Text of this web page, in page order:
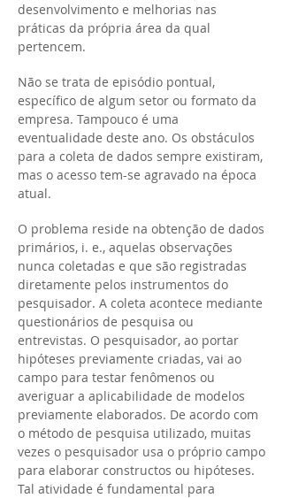
desenvolvimento e melhorias nas
práticas da própria área da qual
pertencem.
Não se trata de episódio pontual,
específico de algum setor ou formato da
empresa. Tampouco é uma
eventualidade deste ano. Os obstáculos
para a coleta de dados sempre existiram,
mas o acesso tem-se agravado na época
atual.
O problema reside na obtenção de dados
primários, i. e., aquelas observações
nunca coletadas e que são registradas
diretamente pelos instrumentos do
pesquisador. A coleta acontece mediante
questionários de pesquisa ou
entrevistas. O pesquisador, ao portar
hipóteses previamente criadas, vai ao
campo para testar fenômenos ou
averiguar a aplicabilidade de modelos
previamente elaborados. De acordo com
o método de pesquisa utilizado, muitas
vezes o pesquisador usa o próprio campo
para elaborar constructos ou hipóteses.
Tal atividade é fundamental para